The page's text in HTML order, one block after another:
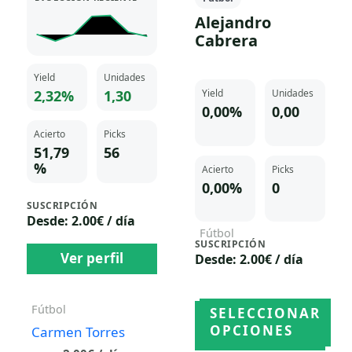
Yield
2,32%
Unidades
1,30
Acierto
51,79
%
Picks
56
SUSCRIPCIÓN
Desde: 2.00€ / día
Ver perfil
Fútbol
Carmen Torres
Alejandro
Cabrera
Yield
0,00%
Unidades
0,00
Acierto
0,00%
Picks
0
SUSCRIPCIÓN
Desde: 2.00€ / día
Ver perfil
Fútbol
Alejandro Cabrera
SELECCIONAR
OPCIONES